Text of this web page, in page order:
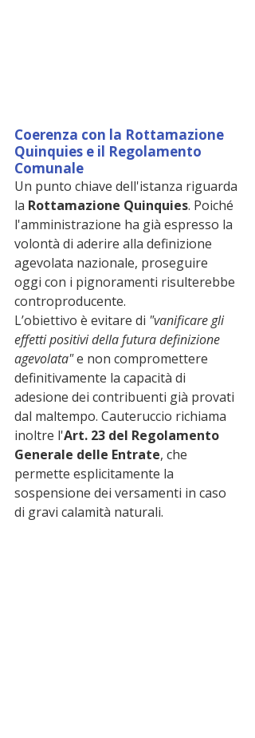
Coerenza con la Rottamazione
Quinquies e il Regolamento
Comunale
Un punto chiave dell'istanza riguarda
la Rottamazione Quinquies. Poiché
l'amministrazione ha già espresso la
volontà di aderire alla definizione
agevolata nazionale, proseguire
oggi con i pignoramenti risulterebbe
controproducente.
L’obiettivo è evitare di "vanificare gli
effetti positivi della futura definizione
agevolata" e non compromettere
definitivamente la capacità di
adesione dei contribuenti già provati
dal maltempo. Cauteruccio richiama
inoltre l'Art. 23 del Regolamento
Generale delle Entrate, che
permette esplicitamente la
sospensione dei versamenti in caso
di gravi calamità naturali.